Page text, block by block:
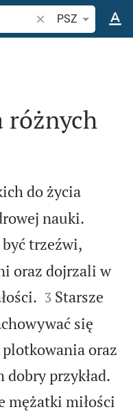
Szukaj wersetu lub
PSZ
różnych
do życia
nauki.
trzeźwi,
oraz dojrzali w


3 Starsze
się
oraz
przykład.
mężatki miłości